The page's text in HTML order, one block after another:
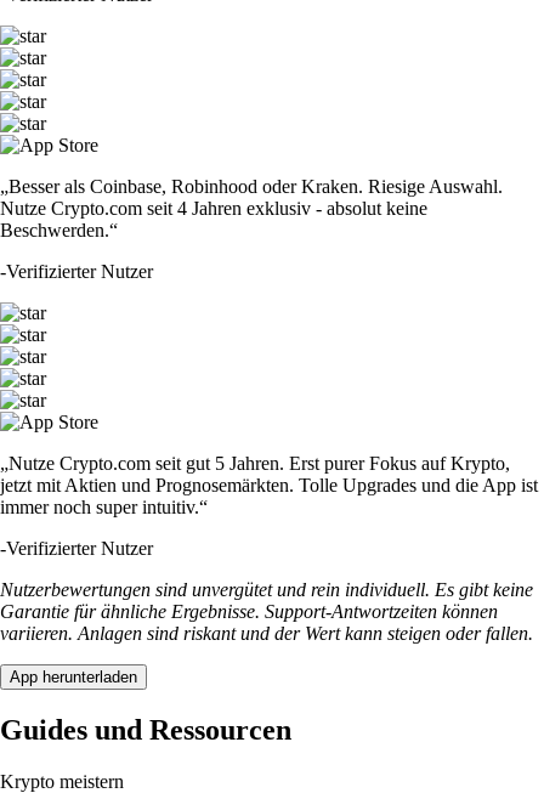
„Besser als Coinbase, Robinhood oder Kraken. Riesige Auswahl.
Nutze Crypto.com seit 4 Jahren exklusiv - absolut keine
Beschwerden.“
-Verifizierter Nutzer
„Nutze Crypto.com seit gut 5 Jahren. Erst purer Fokus auf Krypto,
jetzt mit Aktien und Prognosemärkten. Tolle Upgrades und die App ist
immer noch super intuitiv.“
-Verifizierter Nutzer
Nutzerbewertungen sind unvergütet und rein individuell. Es gibt keine
Garantie für ähnliche Ergebnisse. Support-Antwortzeiten können
variieren. Anlagen sind riskant und der Wert kann steigen oder fallen.
App herunterladen
Guides und Ressourcen
Krypto meistern